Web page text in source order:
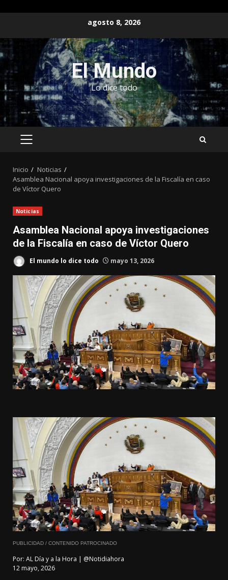
contenido
agosto 8, 2026
El Mundo
Lo dice todo
MENÚ
Inicio
Noticias
Asamblea Nacional apoya investigaciones de la Fiscalía en caso
de Víctor Quero
Noticias
Asamblea Nacional apoya investigaciones
de la Fiscalía en caso de Víctor Quero
El mundo lo dice todo mayo 13, 2026
PUBLICIDAD / CONTENIDO PATROCINADO
Por: AL Día y a la Hora | @Notidiahora
12 mayo, 2026